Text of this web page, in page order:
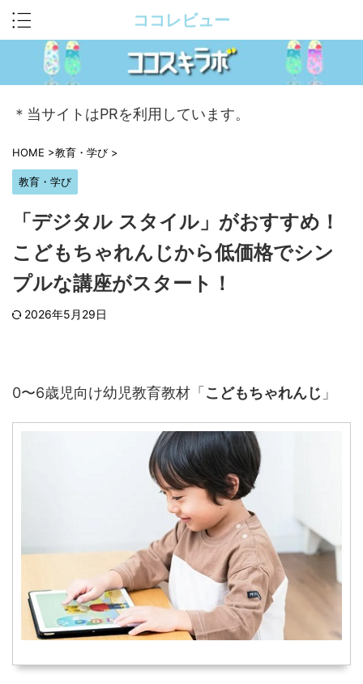
ココレビュー
＊当サイトはPRを利用しています。
HOME >教育・学び >
教育・学び
「デジタル スタイル」がおすすめ！
こどもちゃれんじから低価格でシン
プルな講座がスタート！
2026年5月29日
0〜6歳児向け幼児教育教材「こどもちゃれんじ 」